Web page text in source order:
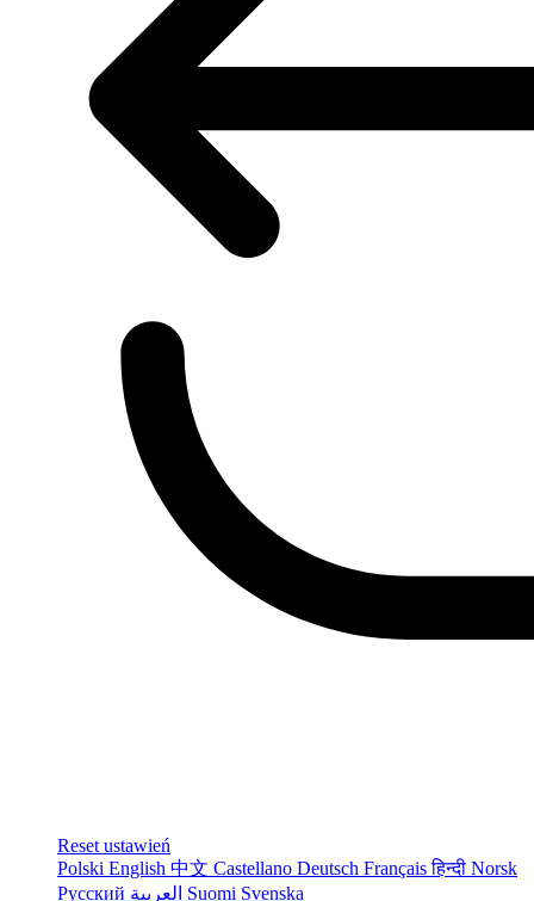
Reset ustawień
Polski English 中文 Castellano Deutsch Françaisहिन्दी Norsk
Русский
Suomi Svenska